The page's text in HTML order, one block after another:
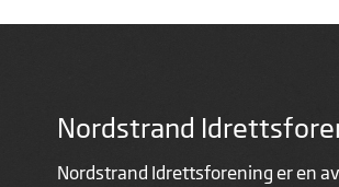
Nordstrand
Nordstrand Idrettsforening er en